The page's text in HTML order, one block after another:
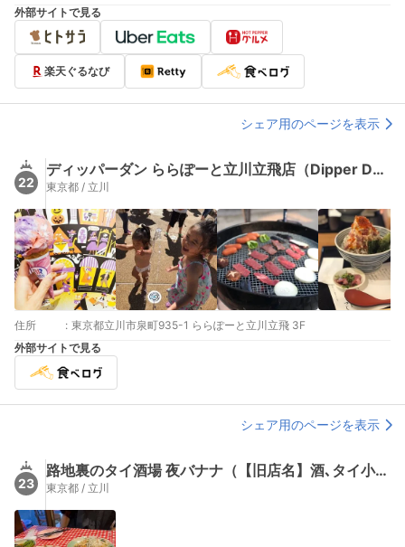
外部サイトで見る
楽天ぐるなび
シェア用のページを表示
22
ディッパーダン ららぽーと立川立飛店（Dipper Dan）
東京都 / 立川
住所 : 東京都立川市泉町935-1 ららぽーと立川立飛 3F
外部サイトで見る
シェア用のページを表示
23
路地裏のタイ酒場 夜バナナ（【旧店名】酒､タイ小皿､締めトムヤム 夜バナナ）
東京都 / 立川